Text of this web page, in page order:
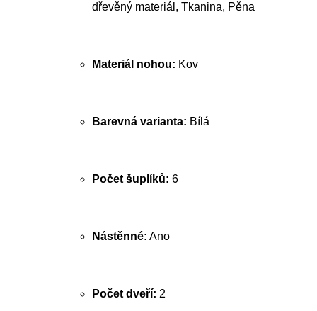
dřevěný materiál, Tkanina, Pěna
Materiál nohou: Kov
Barevná varianta: Bílá
Počet šuplíků: 6
Nástěnné: Ano
Počet dveří: 2